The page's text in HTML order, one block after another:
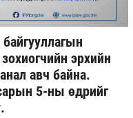
эрхийн
авч байна.
5-ны өдрийг